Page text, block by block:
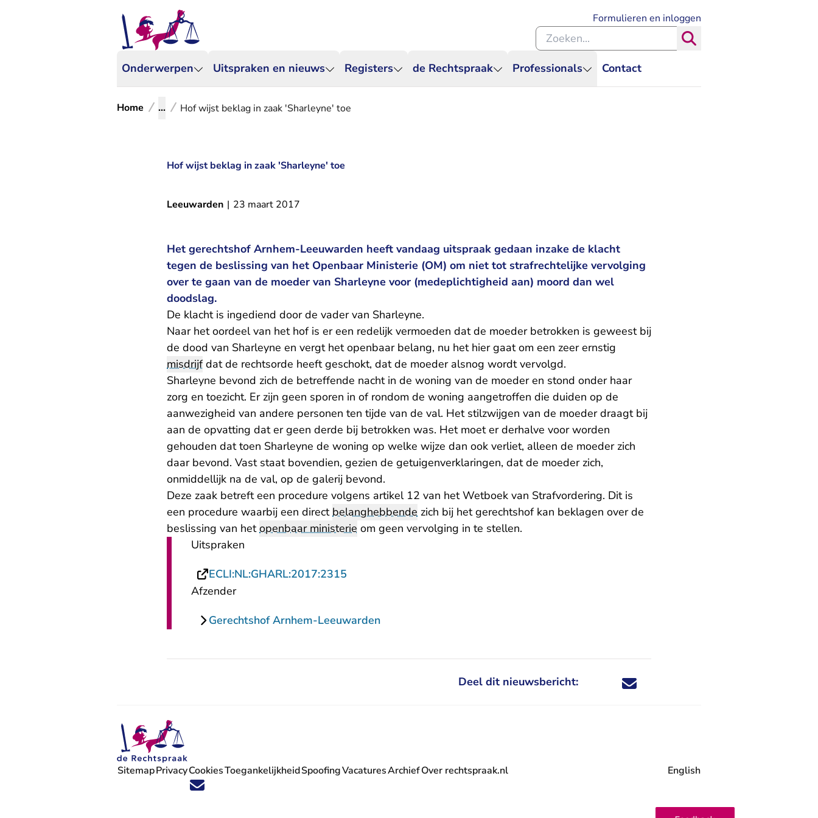
Onderwerpen Uitspraken en nieuws Registers de Rechtspraak Professionals Contact
Formulieren en inloggen
Zoeken binnen de Rechtspraak
Home ... Hof wijst beklag in zaak 'Sharleyne' toe
Hof wijst beklag in zaak 'Sharleyne' toe
Leeuwarden | 23 maart 2017
Het gerechtshof Arnhem-Leeuwarden heeft vandaag uitspraak gedaan inzake de klacht
tegen de beslissing van het Openbaar Ministerie (OM) om niet tot strafrechtelijke vervolging
over te gaan van de moeder van Sharleyne voor (medeplichtigheid aan) moord dan wel
doodslag.
De klacht is ingediend door de vader van Sharleyne.
Naar het oordeel van het hof is er een redelijk vermoeden dat de moeder betrokken is geweest bij
de dood van Sharleyne en vergt het openbaar belang, nu het hier gaat om een zeer ernstig
misdrijfdat de rechtsorde heeft geschokt, dat de moeder alsnog wordt vervolgd.
Sharleyne bevond zich de betreffende nacht in de woning van de moeder en stond onder haar
zorg en toezicht. Er zijn geen sporen in of rondom de woning aangetroffen die duiden op de
aanwezigheid van andere personen ten tijde van de val. Het stilzwijgen van de moeder draagt bij
aan de opvatting dat er geen derde bij betrokken was. Het moet er derhalve voor worden
gehouden dat toen Sharleyne de woning op welke wijze dan ook verliet, alleen de moeder zich
daar bevond. Vast staat bovendien, gezien de getuigenverklaringen, dat de moeder zich,
onmiddellijk na de val, op de galerij bevond.
Deze zaak betreft een procedure volgens artikel 12 van het Wetboek van Strafvordering. Dit is
een procedure waarbij een directbelanghebbende zich bij het gerechtshof kan beklagen over de
beslissing van hetopenbaar ministerie om geen vervolging in te stellen.
Uitspraken
ECLI:NL:GHARL:2017:2315
Afzender
Gerechtshof Arnhem-Leeuwarden
Deel dit nieuwsbericht: Deel dit nieuwsbericht via X - U verlaat
Deel dit nieuwsbericht via Facebook - U
Deel dit nieuwsbericht via e-mail
Deel dit nieuwsbericht via LinkedIn - U
Volg ons op X (Twitter) - U verlaat Rechtspraak.nl
Volg ons op Facebook - U verlaat Rechtspraak.nl
Volg ons op Instagram - U verlaat Rechtspraak.nl
Volg ons op Youtube - U verlaat Rechtspraak.nl
Volg ons op LinkedIn - U verlaat Rechtspraak.nl
'Blijf op de hoogte' nieuwsbrief - U verlaat Rechtspraak.nl
SitemapPrivacyCookiesToegankelijkheidSpoofingVacatures
- U verlaat Rechtspraak.nl
ArchiefOver rechtspraak.nl English